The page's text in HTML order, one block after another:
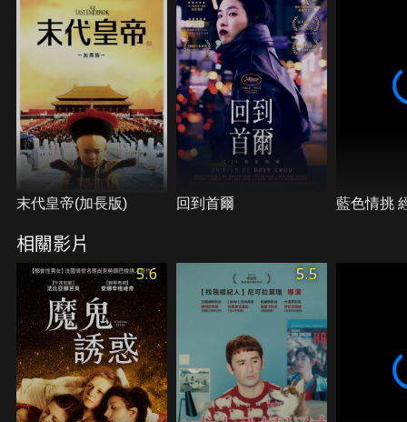
末代皇帝(加長版) 回到首爾 藍色情挑
相關影片
5.6 5.5